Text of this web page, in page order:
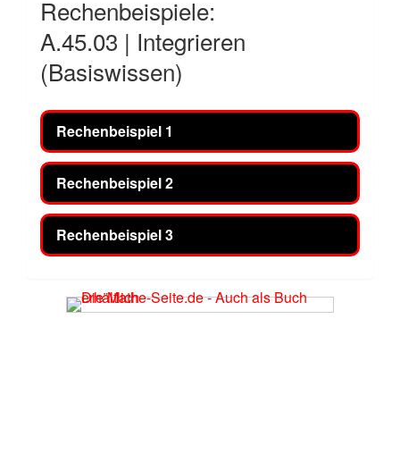
Rechenbeispiele:
A.45.03 | Integrieren
(Basiswissen)
Rechenbeispiel 1
Rechenbeispiel 2
Rechenbeispiel 3